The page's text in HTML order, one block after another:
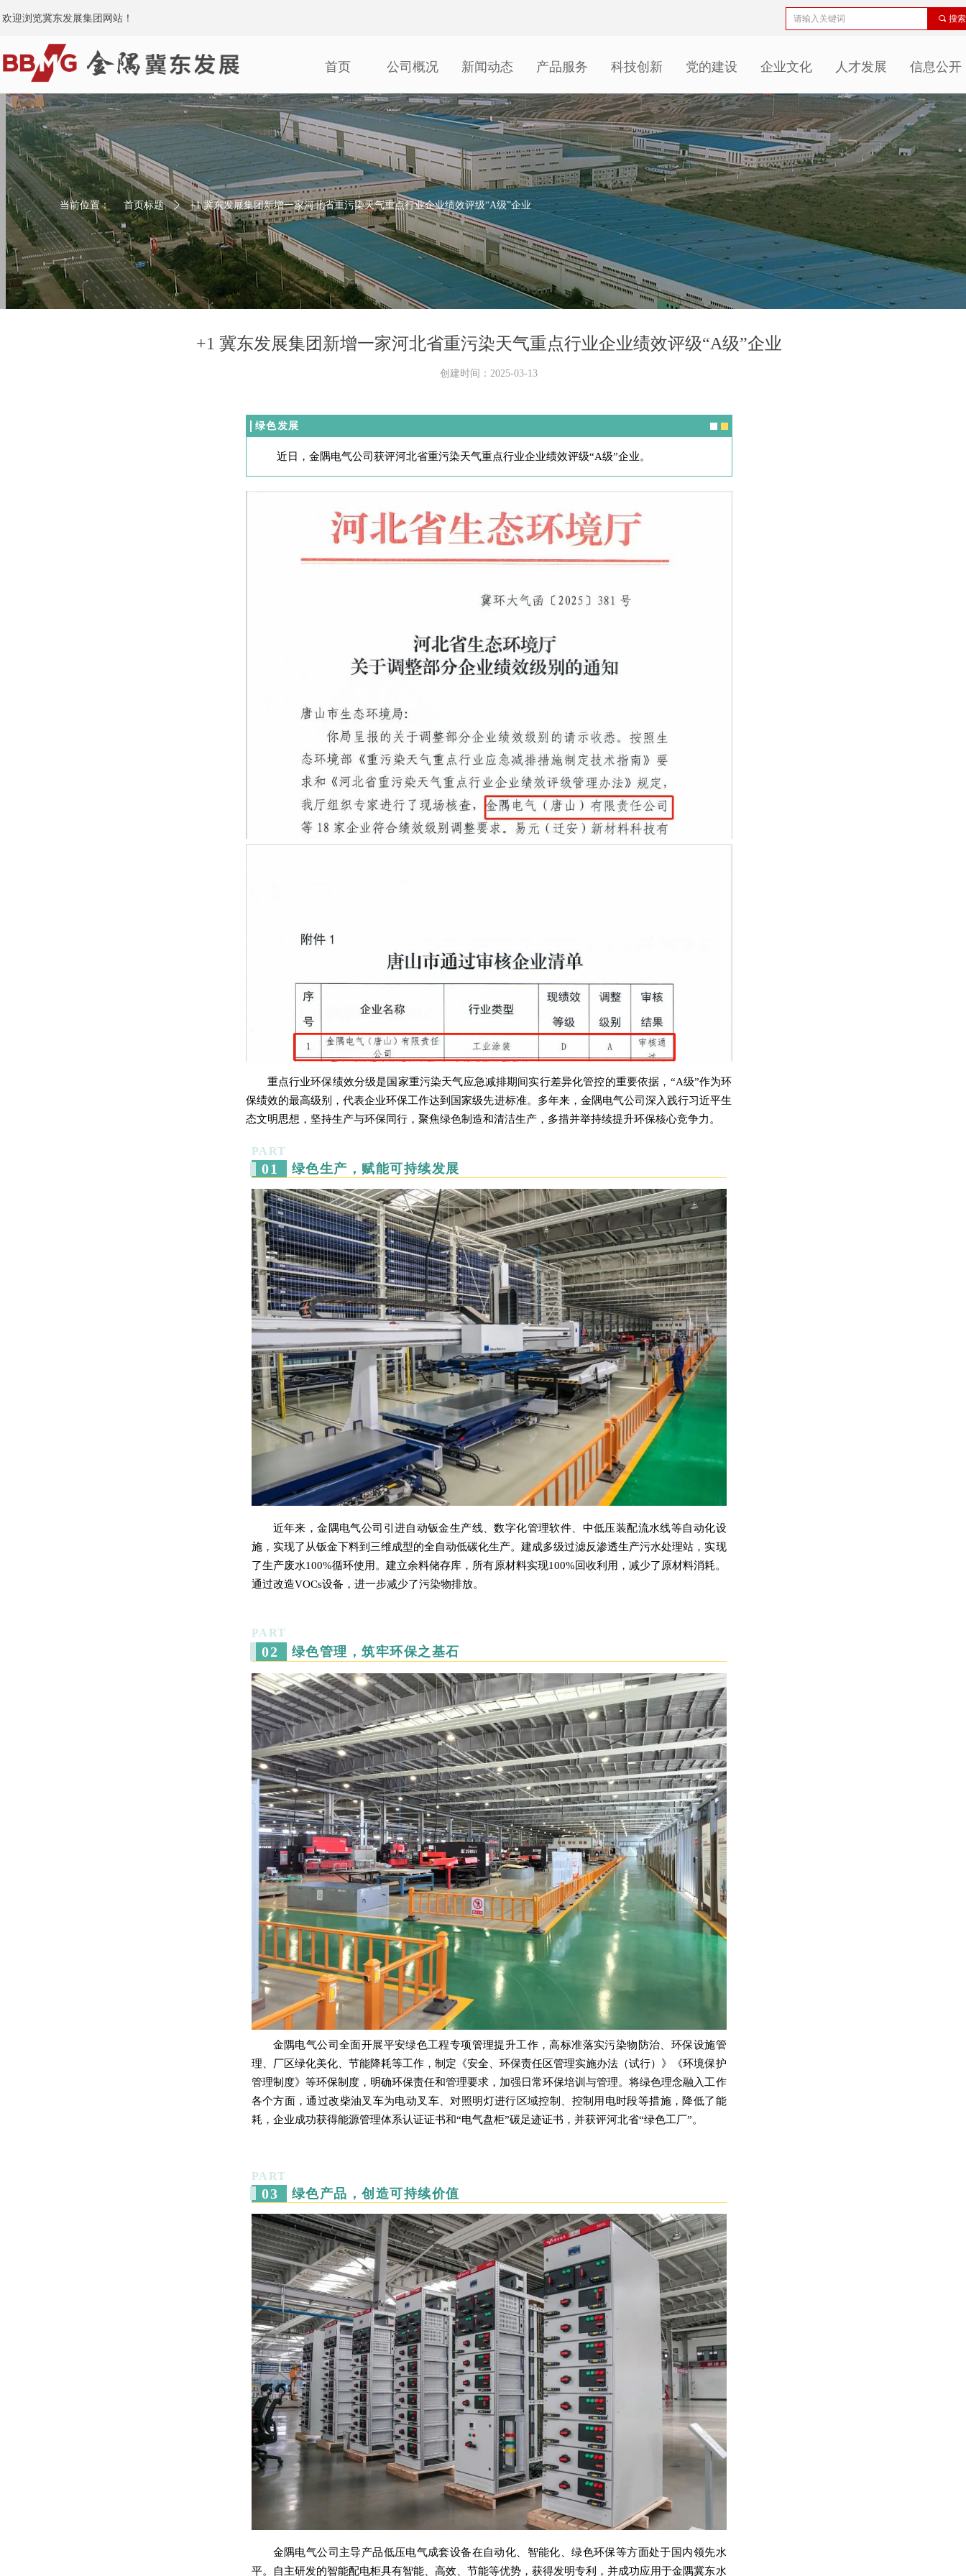
首页 公司概况 新闻动态 产品服务 科技创新 党的建设 企业文化 人才发展 信息公开
끠 搜索
欢迎浏览冀东发展集团网站！
当前位置： 首页标题 ꄲ +1 冀东发展集团新增一家河北省重污染天气重点行业企业绩效评级“A级”企业
+1 冀东发展集团新增一家河北省重污染天气重点行业企业绩效评级“A级”企业
创建时间： 2025-03-13
绿色发展
近日，金隅电气公司获评河北省重污染天气重点行业企业绩效评级“A级”企业。
重点行业环保绩效分级是国家重污染天气应急减排期间实行差异化管控的重要依据，“A级”作为环
保绩效的最高级别，代表企业环保工作达到国家级先进标准。多年来，金隅电气公司深入践行习近平生
态文明思想，坚持生产与环保同行，聚焦绿色制造和清洁生产，多措并举持续提升环保核心竞争力。
PART
01 绿色生产，赋能可持续发展
近年来，金隅电气公司引进自动钣金生产线、数字化管理软件、中低压装配流水线等自动化设
施，实现了从钣金下料到三维成型的全自动低碳化生产。建成多级过滤反渗透生产污水处理站，实现
了生产废水100%循环使用。建立余料储存库，所有原材料实现100%回收利用，减少了原材料消耗。
通过改造VOCs设备，进一步减少了污染物排放。
PART
02 绿色管理，筑牢环保之基石
金隅电气公司全面开展平安绿色工程专项管理提升工作，高标准落实污染物防治、环保设施管
理、厂区绿化美化、节能降耗等工作，制定《安全、环保责任区管理实施办法（试行）》《环境保护
管理制度》等环保制度，明确环保责任和管理要求，加强日常环保培训与管理。将绿色理念融入工作
各个方面，通过改柴油叉车为电动叉车、对照明灯进行区域控制、控制用电时段等措施，降低了能
耗，企业成功获得能源管理体系认证证书和“电气盘柜”碳足迹证书，并获评河北省“绿色工厂”。
PART
03 绿色产品，创造可持续价值
金隅电气公司主导产品低压电气成套设备在自动化、智能化、绿色环保等方面处于国内领先水
平。自主研发的智能配电柜具有智能、高效、节能等优势，获得发明专利，并成功应用于金隅冀东水